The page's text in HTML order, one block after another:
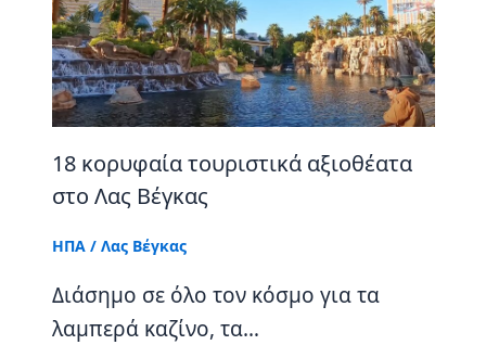
18 κορυφαία τουριστικά αξιοθέατα
στο Λας Βέγκας
ΗΠΑ/ Λας Βέγκας
Διάσημο σε όλο τον κόσμο για τα
λαμπερά καζίνο, τα…